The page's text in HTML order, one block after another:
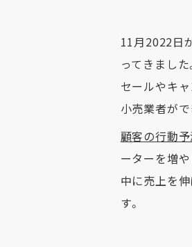
11月2022日
ってきまし
セールやキ
小売業者が
顧客の行動予
ーターを増
中に売上を
す。